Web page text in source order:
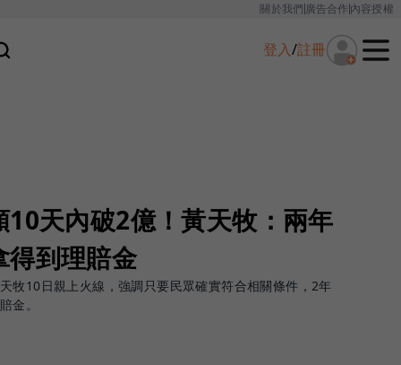
關於我們廣告合作內容授權
登入/註冊
天內破2億！黃天牧：兩年
得到理賠金
牧10日親上火線，強調只要民眾確實符合相關條件，2年
金。